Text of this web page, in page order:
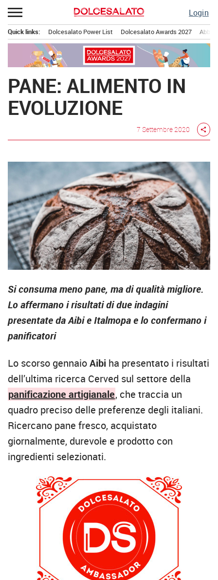
Passa
al
contenuto
Login
principale
Quick links: Dolcesalato Power List Dolcesalato Awards 2027
PANE: ALIMENTO IN
EVOLUZIONE
7 Settembre 2020 share
Si consuma meno pane, ma di qualità migliore.
Lo affermano i risultati di due indagini
presentate da Aibi e Italmopa e lo confermano i
panificatori
Lo scorso gennaioAibi ha presentato i risultati
dell’ultima ricerca Cerved sul settore della
panificazione artigianale, che traccia un
quadro preciso delle preferenze degli italiani.
Ricercano pane fresco, acquistato
giornalmente, durevole e prodotto con
ingredienti selezionati.